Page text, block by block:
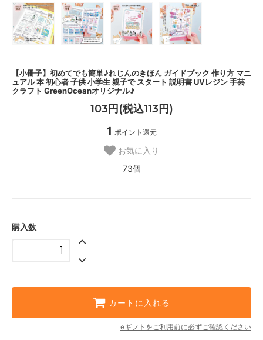
【小冊子】初めてでも簡単♪れじんのきほん ガイドブック 作り方 マニ
ュアル 本 初心者 子供 小学生 親子で スタート 説明書 UVレジン 手芸
クラフト GreenOceanオリジナル♪
103円(税込113円)
1 ポイント還元
お気に入り
73個
購入数
カートに入れる
eギフトをご利用前に必ずご確認ください